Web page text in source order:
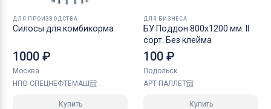
ДЛЯ ПРОИЗВОДСТВА
Силосы для комбикорма
1000 ₽
Москва
НПО СПЕЦНЕФТЕМАШ
Купить
ДЛЯ БИЗНЕСА
БУ Поддон 800х1200 мм. II
сорт. Без клейма
100 ₽
Подольск
АРТ ПАЛЛЕТ
Купить